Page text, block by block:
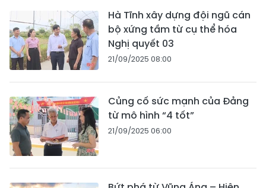
Hà Tĩnh xây dựng đội ngũ cán
bộ xứng tầm từ cụ thể hóa
Nghị quyết 03
21/09/2025 08:00
Củng cố sức mạnh của Đảng
từ mô hình “4 tốt”
21/09/2025 06:00